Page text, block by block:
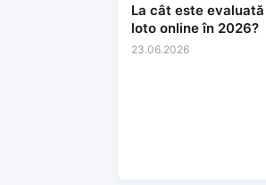
La cât este
loto online în 2026?
23.06.2026